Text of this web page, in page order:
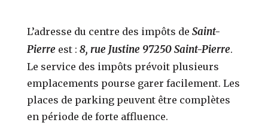
L’adresse du centre des impôts deSaint-
Pierre est :8, rue Justine 97250 Saint-Pierre.
Le service des impôts prévoit plusieurs
emplacements pourse garer facilement. Les
places de parking peuvent être complètes
en période de forte affluence.